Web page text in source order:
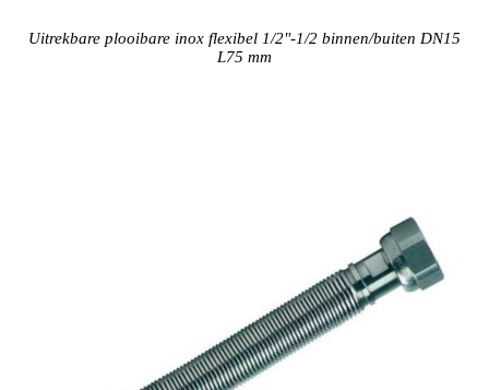
Uitrekbare plooibare inox flexibel 1/2"-1/2 binnen/buiten DN15
L75 mm